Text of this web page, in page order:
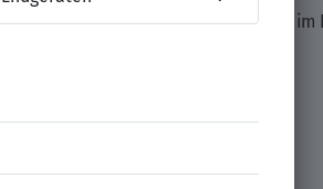
Neben Produktplatzierungen sind